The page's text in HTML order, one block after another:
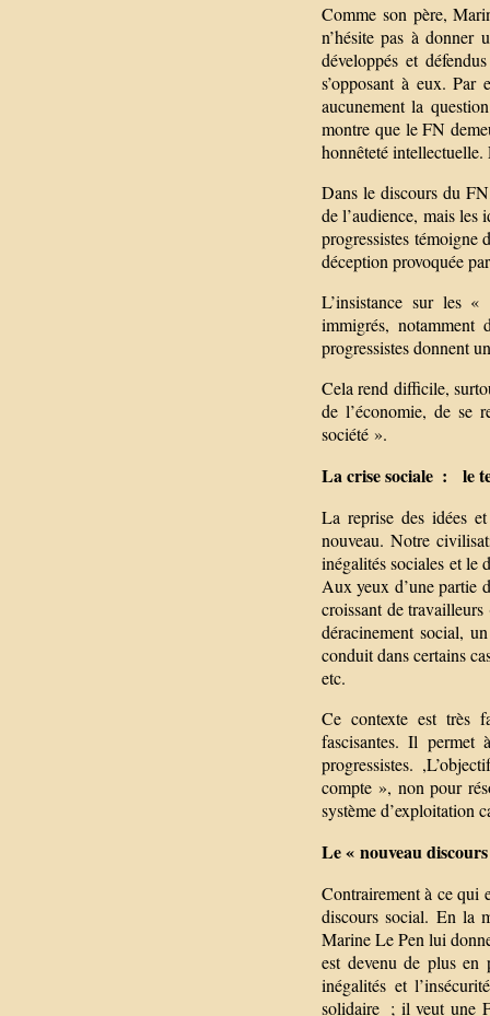
Comme son père,
n’hésite pas à donner
développés et
s’opposant à eux.
aucunement la
montre que le FN
honnêteté intellectuelle.
Dans le discours du
de l’audience, mais les
progressistes
déception provoquée
L’insistance sur les
immigrés, notamment
progressistes donnent
Cela rend difficile,
de l’économie, de se
société ».
La crise sociale : le
La reprise des idées
nouveau. Notre
inégalités sociales et le
Aux yeux d’une partie
croissant de
déracinement social,
conduit dans certains
etc.
Ce contexte est très
fascisantes. Il permet
progressistes.
compte », non pour
système d’exploitation
Le « nouveau
Contrairement à ce qui
discours social. En la
Marine Le Pen lui
est devenu de plus en
inégalités et
solidaire ; il veut une